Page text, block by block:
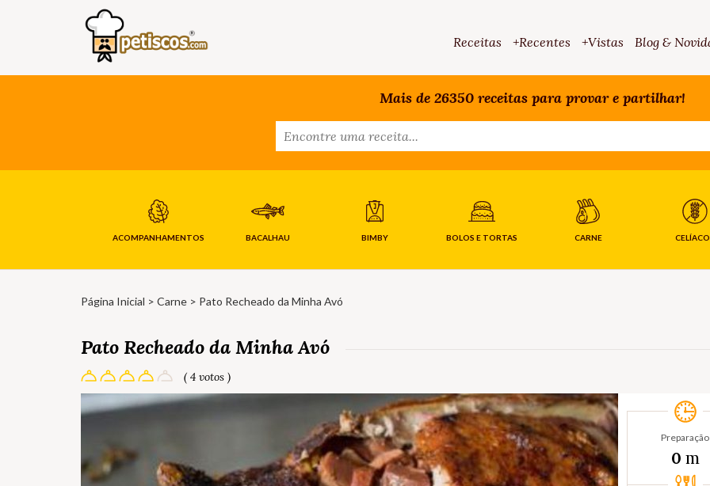
Receitas +Recentes +Vistas Blog &
Mais de 26350 receitas para provar e partilhar!
ACOMPANHAMENTOS BACALHAU BIMBY BOLOS E TORTAS CARNE
Página Inicial > Carne > Pato Recheado da Minha Avó
Pato Recheado da Minha Avó
( 4 votos )
Preparação
0 m